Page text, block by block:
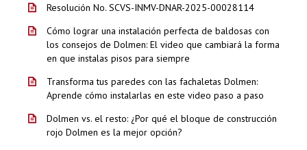
Resolución No. SCVS-INMV-DNAR-2025-00028114
Cómo lograr una instalación perfecta de baldosas con
los consejos de Dolmen: El video que cambiará la forma
en que instalas pisos para siempre
Transforma tus paredes con las fachaletas Dolmen:
Aprende cómo instalarlas en este video paso a paso
Dolmen vs. el resto: ¿Por qué el bloque de construcción
rojo Dolmen es la mejor opción?